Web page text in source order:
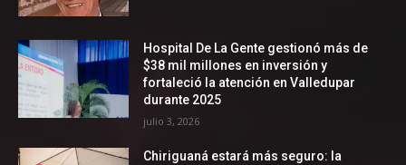
Hospital De La Gente gestionó más de
$38 mil millones en inversión y
fortaleció la atención en Valledupar
durante 2025
julio 3, 2026
Chiriguaná estará más seguro: la